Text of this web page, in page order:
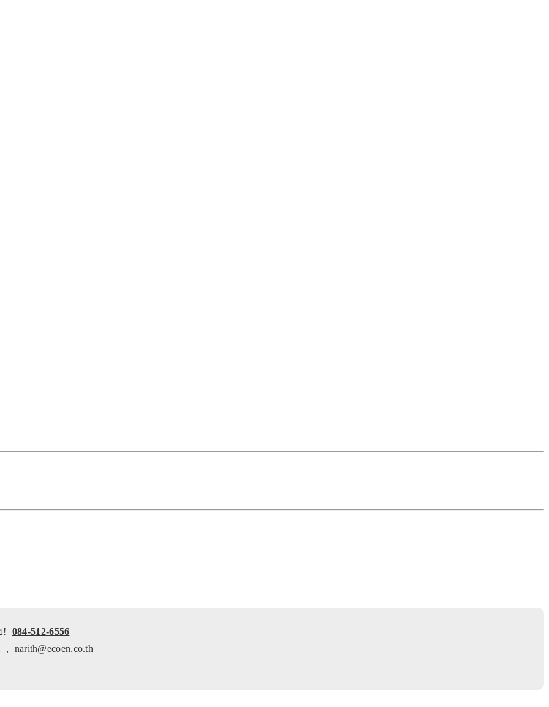
!
084-512-6556
, narith@ecoen.co.th